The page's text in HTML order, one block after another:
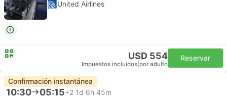
United Airlines
USD 554
Impuestos incluidos por adulto
Reservar
Confirmación instantánea
10:30 05:15+2 1d 6h 45m